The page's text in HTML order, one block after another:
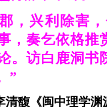
兴利除害，
，奏乞依格推
。访白鹿洞书
”
清馥 《闽中理学渊